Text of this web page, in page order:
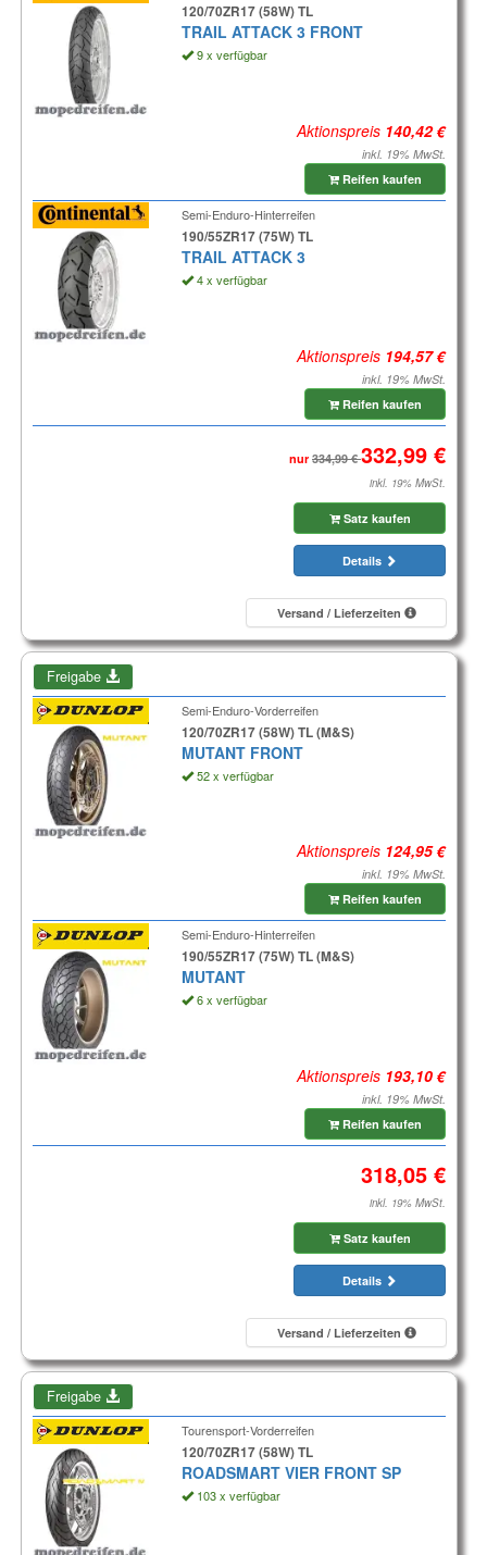
120/70ZR17 (58W) TL
TRAIL ATTACK 3 FRONT
9 x verfügbar
Aktionspreis
inkl. 19% MwSt.
Reifen kaufen
Semi-Enduro-Hinterreifen
190/55ZR17 (75W) TL
TRAIL ATTACK 3
4 x verfügbar
Aktionspreis
inkl. 19% MwSt.
Reifen kaufen
nur
inkl. 19% MwSt.
Satz kaufen
Details
Versand / Lieferzeiten
Freigabe
Semi-Enduro-Vorderreifen
120/70ZR17 (58W) TL (M&S)
MUTANT FRONT
52 x verfügbar
Aktionspreis
inkl. 19% MwSt.
Reifen kaufen
Semi-Enduro-Hinterreifen
190/55ZR17 (75W) TL (M&S)
MUTANT
6 x verfügbar
Aktionspreis
inkl. 19% MwSt.
Reifen kaufen
inkl. 19% MwSt.
Satz kaufen
Details
Versand / Lieferzeiten
Freigabe
Tourensport-Vorderreifen
120/70ZR17 (58W) TL
ROADSMART VIER FRONT SP
103 x verfügbar